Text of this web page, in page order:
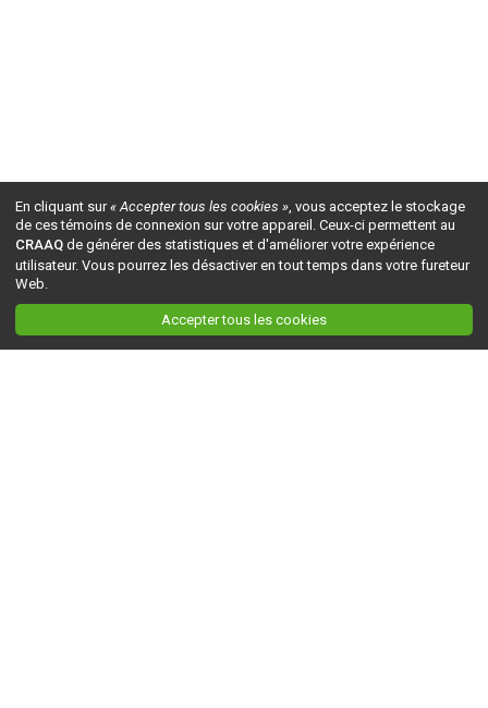
En cliquant sur« Accepter tous les cookies », vous acceptez le stockage
de ces témoins de connexion sur votre appareil. Ceux-ci permettent au
CRAAQ de générer des statistiques et d'améliorer votre expérience
utilisateur. Vous pourrez les désactiver en tout temps dans votre fureteur
Web.
Accepter tous les cookies